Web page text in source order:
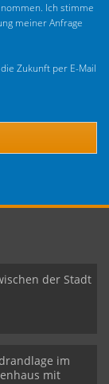
Ich stimme
meiner Anfrage
Zukunft per E-Mail
der Stadt
im
mit